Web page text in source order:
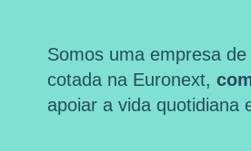
Somos uma empresa
cotada na Euronext,
apoiar a vida quotidiana